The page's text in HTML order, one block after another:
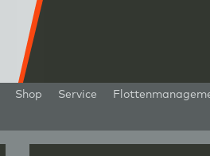
Shop Service